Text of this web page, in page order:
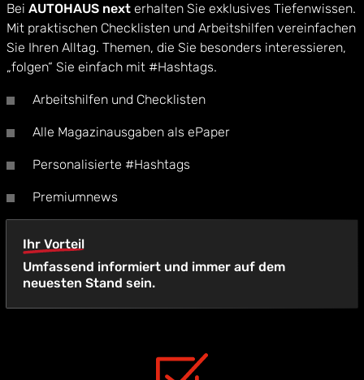
Bei AUTOHAUS next erhalten Sie exklusives Tiefenwissen.
Mit praktischen Checklisten und Arbeitshilfen vereinfachen
Sie Ihren Alltag. Themen, die Sie besonders interessieren,
„folgen“ Sie einfach mit #Hashtags.
Arbeitshilfen und Checklisten
Alle Magazinausgaben als ePaper
Personalisierte #Hashtags
Premiumnews
Ihr Vorteil
Umfassend informiert und immer auf dem
neuesten Stand sein.